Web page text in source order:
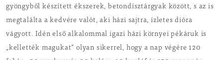
gyöngyből készített ékszerek, betondísztárgyak között, s az is
megtalálta a kedvére valót, aki házi sajtra, ízletes dióra
vágyott. Idén első alkalommal igazi házi környei pékáruk is
„kellették magukat” olyan sikerrel, hogy a nap végére 120